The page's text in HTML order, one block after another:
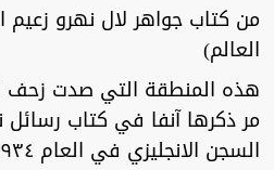
من كتاب جواهر لال نهرو زعيم
العالم)
هذه المنطقة التي صدت زحف
مر ذكرها آنفا في كتاب رسائل
السجن الانجليزي في العام ١٩٣٤